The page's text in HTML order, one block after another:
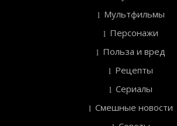
Мультфильмы
Персонажи
Польза и вред
Рецепты
Сериалы
Смешные новости